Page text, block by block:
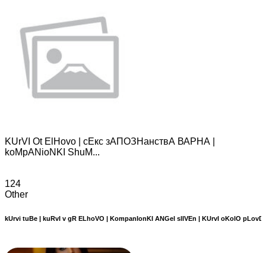
KUrVI Ot ElHovo | сЕкс зАПОЗНанствА ВАРНА |
koMpANioNKI ShuM...
124
Other
kUrvi tuBe | kuRvI v gR ELhoVO | KompanIonKI ANGel slIVEn | KUrvI oKolO